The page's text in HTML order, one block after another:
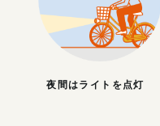
夜間はライトを点灯